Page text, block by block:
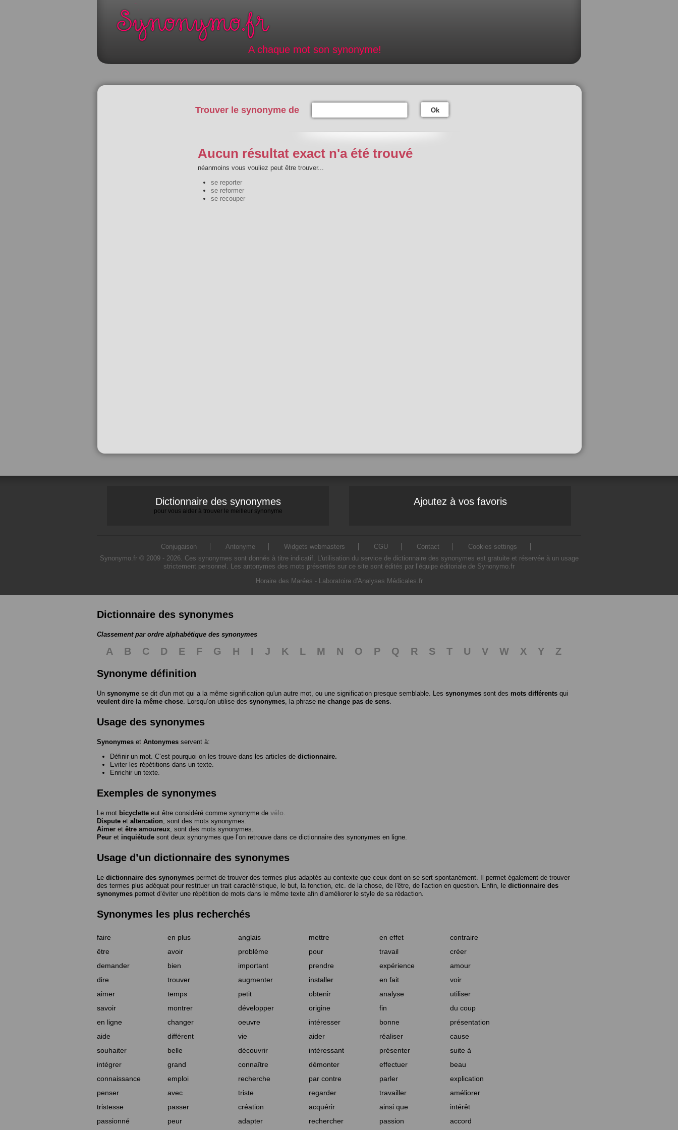
A chaque mot son synonyme!
Trouver le synonyme de Ok
Aucun résultat exact n'a été trouvé
néanmoins vous vouliez peut être trouver...
se reporter
se reformer
se recouper
Dictionnaire des synonymes
pour vous aider à trouver le meilleur synonyme
Ajoutez à vos favoris
Conjugaison Antonyme Widgets webmasters CGU Contact
Cookies settings
Synonymo.fr © 2009 - 2026. Ces synonymes sont donnés à titre indicatif. L'utilisation du service de dictionnaire des synonymes est gratuite et réservée à un usage
strictement personnel. Les antonymes des mots présentés sur ce site sont édités par l’équipe éditoriale de Synonymo.fr
Horaire des Marées - Laboratoire d'Analyses Médicales.fr
Dictionnaire des synonymes
Classement par ordre alphabétique des synonymes
A B C D E F G H I J K L M N O P Q R S T U V W X Y
Z
Synonyme définition
Un synonyme se dit d'un mot qui a la même signification qu'un autre mot, ou une signification presque semblable. Les synonymes sont des mots différents qui
veulent dire la même chose . Lorsqu’on utilise des synonymes , la phrase ne change pas de sens
Usage des synonymes
Synonymes et Antonymes servent à:
Définir un mot. C’est pourquoi on les trouve dans les articles de dictionnaire.
Eviter les répétitions dans un texte.
Enrichir un texte.
Exemples de synonymes
Le mot bicyclette eut être considéré comme synonyme de vélo
Dispute et altercation , sont des mots synonymes.
Aimer et être amoureux , sont des mots synonymes.
Peur et inquiétude sont deux synonymes que l’on retrouve dans ce dictionnaire des synonymes en ligne.
Usage d’un dictionnaire des synonymes
Le dictionnaire des synonymes permet de trouver des termes plus adaptés au contexte que ceux dont on se sert spontanément. Il permet également de trouver
des termes plus adéquat pour restituer un trait caractéristique, le but, la fonction, etc. de la chose, de l'être, de l'action en question. Enfin, le dictionnaire des
synonymes permet d’éviter une répétition de mots dans le même texte afin d’améliorer le style de sa rédaction.
Synonymes les plus recherchés
faire en plus anglais mettre en effet
contraire
être
avoir problème pour travail
créer
demander
bien important prendre expérience
amour
dire
trouver augmenter installer en fait
voir
aimer
temps petit obtenir analyse
utiliser
savoir
montrer développer origine fin
du coup
en ligne
changer oeuvre intéresser bonne
présentation
aide
différent vie aider réaliser
cause
souhaiter
belle découvrir intéressant présenter
suite à
intégrer
grand connaître démonter effectuer
beau
connaissance
emploi recherche par contre parler
explication
penser
avec triste regarder travailler
améliorer
tristesse
passer création acquérir ainsi que
intérêt
passionné
peur adapter rechercher passion accord